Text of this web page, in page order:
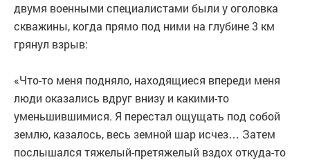
двумя военными специалистами были у оголовка
скважины, когда прямо под ними на глубине 3 км
грянул взрыв:
«Что-то меня подняло, находящиеся впереди меня
люди оказались вдруг внизу и какими-то
уменьшившимися. Я перестал ощущать под собой
землю, казалось, весь земной шар исчез… Затем
послышался тяжелый-претяжелый вздох откуда-то